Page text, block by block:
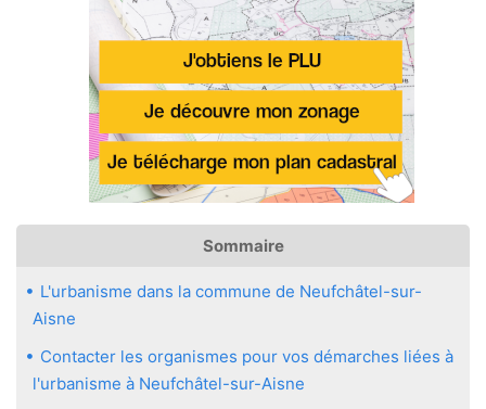
Sommaire
L'urbanisme dans la commune de Neufchâtel-sur-
Aisne
Contacter les organismes pour vos démarches liées à
l'urbanisme à Neufchâtel-sur-Aisne